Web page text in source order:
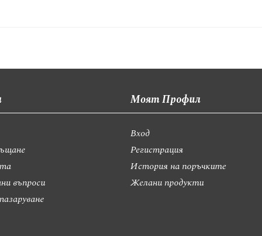
въпроси
Моят Профил
Вход
Регистрация
История на поръчките
Желани продукти